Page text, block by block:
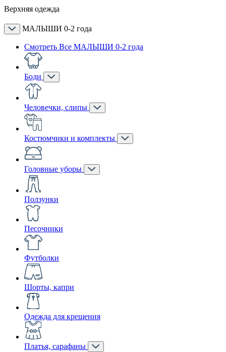
Верхняя одежда
МАЛЫШИ 0-2 года
Смотреть Все МАЛЫШИ 0-2 года
Боди
Человечки, слипы
Костюмчики и комплекты
Головные уборы
Ползунки
Песочники
Футболки
Шорты, капри
Одежда для крещения
Платья, сарафаны